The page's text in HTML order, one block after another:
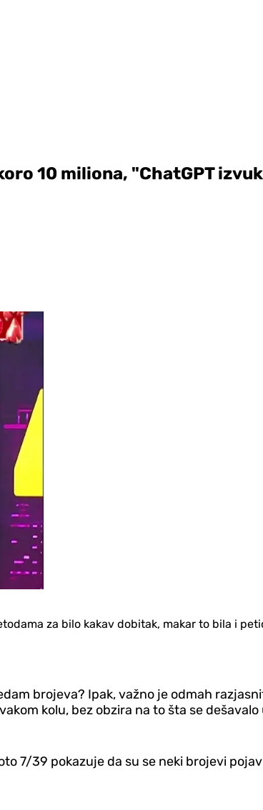
10 miliona, "ChatGPT
za bilo kakav dobitak, makar to bila i
brojeva? Ipak, važno je odmah
kolu, bez obzira na to šta se dešavalo
7/39 pokazuje da su se neki brojevi